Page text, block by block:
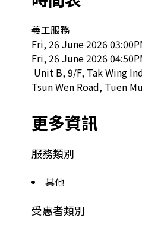
義工服務
Fri, 26 June 2026
Fri, 26 June 2026
Tsun Wen Road, Tuen
更多資訊
服務類別
其他
受惠者類別